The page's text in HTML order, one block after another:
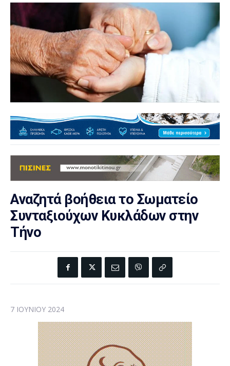
Αναζητά βοήθεια το Σωματείο
Συνταξιούχων Κυκλάδων στην
Τήνο
7 ΙΟΥΝΊΟΥ 2024